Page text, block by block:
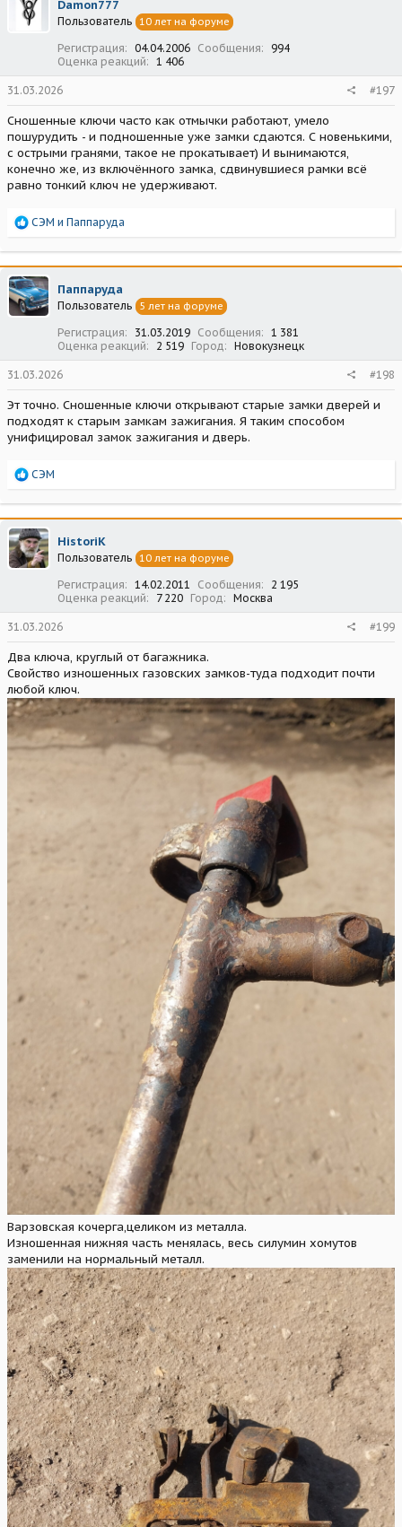
и
и
Damon777
Пользователь 10 лет на форуме
Регистрация 04.04.2006 Сообщения
994
Оценка реакций
1 406
31.03.2026 #197
Сношенные ключи часто как отмычки работают, умело
пошурудить - и подношенные уже замки сдаются. С новенькими,
с острыми гранями, такое не прокатывает) И вынимаются,
конечно же, из включённого замка, сдвинувшиеся рамки всё
равно тонкий ключ не удерживают.
Р
а
к
ц
и
и
СЭМ и Паппаруда
Паппаруда
Пользователь 5 лет на форуме
Регистрация 31.03.2019 Сообщения
1 381
Оценка реакций
2 519 Город Новокузнецк
31.03.2026 #198
Эт точно. Сношенные ключи открывают старые замки дверей и
подходят к старым замкам зажигания. Я таким способом
унифицировал замок зажигания и дверь.
Р
а
к
ц
и
и
СЭМ
HistoriK
Пользователь 10 лет на форуме
Регистрация 14.02.2011 Сообщения
2 195
Оценка реакций
7 220 Город Москва
31.03.2026 #199
Два ключа, круглый от багажника.
Свойство изношенных газовских замков-туда подходит почти
любой ключ.
Варзовская кочерга,целиком из металла.
Изношенная нижняя часть менялась, весь силумин хомутов
заменили на нормальный металл.